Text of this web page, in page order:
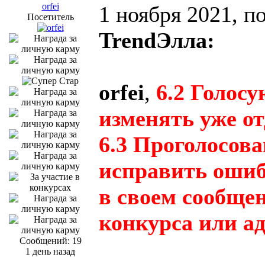
orfei
Посетитель
Сообщений: 19
1 день назад
1 ноября 2021,
TrendЭлла:
orfei, 6.2
изменять уже
6.3
исправить
в своем
конкурса или